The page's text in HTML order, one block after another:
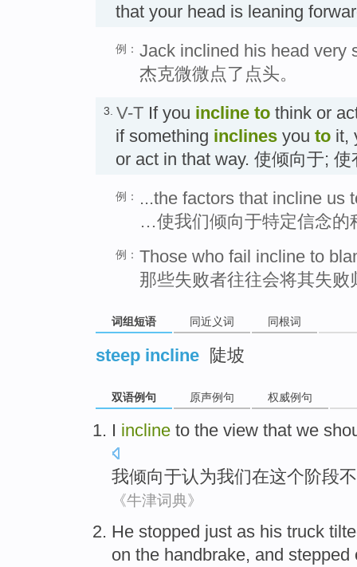
that your head is leaning
例： Jack inclined his head very
杰克微微点了点头。
3. V-T If you incline to think or
if something inclines you to it,
or act in that way. 使倾向于;
例：
...the factors that incline us
…使我们倾向于特定信念的
例： Those who fail incline to
那些失败者往往会将其失败
词组短语 同近义词 同根词
steep incline 陡坡
双语例句 原声例句 权威例句
I incline to the view that we
我倾向于认为我们在这个 阶段不
《牛津词典》
He stopped just as his truck
on the handbrake, and stepped